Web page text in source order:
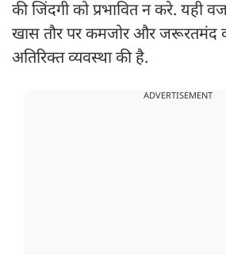
की जिंदगी को प्रभावित न करे. यही
खास तौर पर कमजोर और जरूरतमंद
अतिरिक्त व्यवस्था की है.
ADVERTISEMENT